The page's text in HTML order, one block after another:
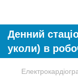
Денний
уколи) в